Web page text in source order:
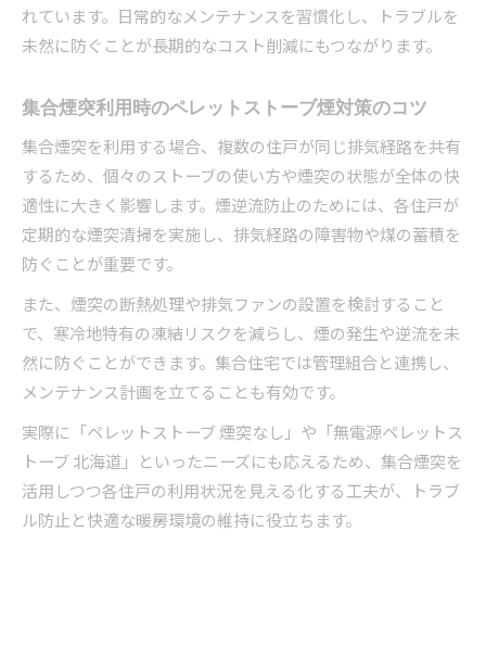
れています。日常的なメンテナンスを習慣化し、トラブルを
未然に防ぐことが長期的なコスト削減にもつながります。
集合煙突利用時のペレットストーブ煙対策のコツ
集合煙突を利用する場合、複数の住戸が同じ排気経路を共有
するため、個々のストーブの使い方や煙突の状態が全体の快
適性に大きく影響します。煙逆流防止のためには、各住戸が
定期的な煙突清掃を実施し、排気経路の障害物や煤の蓄積を
防ぐことが重要です。
また、煙突の断熱処理や排気ファンの設置を検討すること
で、寒冷地特有の凍結リスクを減らし、煙の発生や逆流を未
然に防ぐことができます。集合住宅では管理組合と連携し、
メンテナンス計画を立てることも有効です。
実際に「ペレットストーブ 煙突なし」や「無電源ペレットス
トーブ 北海道」といったニーズにも応えるため、集合煙突を
活用しつつ各住戸の利用状況を見える化する工夫が、トラブ
ル防止と快適な暖房環境の維持に役立ちます。